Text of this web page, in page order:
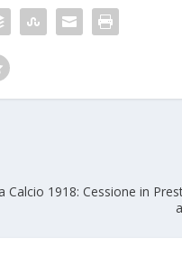
Calcio 1918: Cessione in